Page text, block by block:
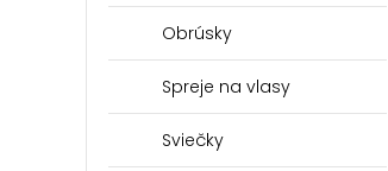
Obrúsky
Spreje na vlasy
Sviečky